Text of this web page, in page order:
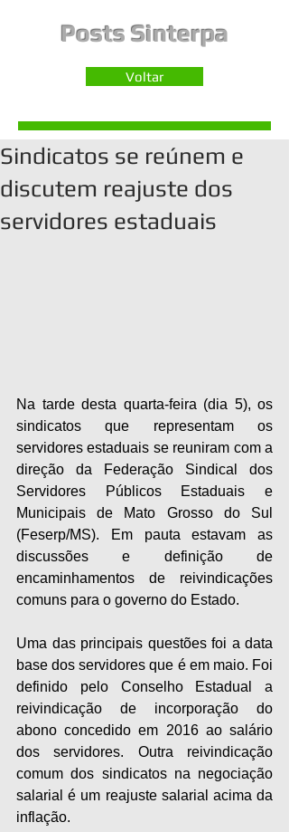
Posts Sinterpa
Voltar
Sindicatos se reúnem e
discutem reajuste dos
servidores estaduais
Na tarde desta quarta-feira (dia 5), os
sindicatos que representam os
servidores estaduais se reuniram com a
direção da Federação Sindical dos
Servidores Públicos Estaduais e
Municipais de Mato Grosso do Sul
(Feserp/MS). Em pauta estavam as
discussões e definição de
encaminhamentos de reivindicações
comuns para o governo do Estado.
Uma das principais questões foi a data
base dos servidores que é em maio. Foi
definido pelo Conselho Estadual a
reivindicação de incorporação do
abono concedido em 2016 ao salário
dos servidores. Outra reivindicação
comum dos sindicatos na negociação
salarial é um reajuste salarial acima da
inflação.